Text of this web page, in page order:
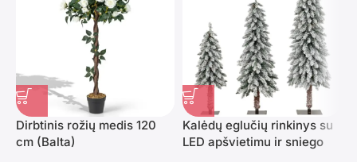
Dirbtinis rožių medis 120
cm (Balta)
Kalėdų eglučių rinkinys su
LED apšvietimu ir sniego